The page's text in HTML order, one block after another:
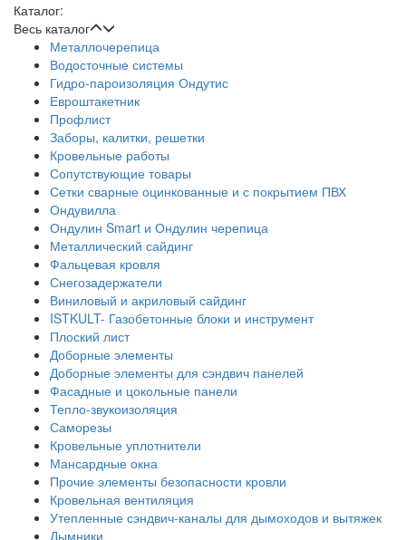
Каталог:
Весь каталог
Металлочерепица
Водосточные системы
Гидро-пароизоляция Ондутис
Евроштакетник
Профлист
Заборы, калитки, решетки
Кровельные работы
Сопутствующие товары
Сетки сварные оцинкованные и с покрытием ПВХ
Ондувилла
Ондулин Smart и Ондулин черепица
Металлический сайдинг
Фальцевая кровля
Снегозадержатели
Виниловый и акриловый сайдинг
ISTKULT- Газобетонные блоки и инструмент
Плоский лист
Доборные элементы
Доборные элементы для сэндвич панелей
Фасадные и цокольные панели
Тепло-звукоизоляция
Саморезы
Кровельные уплотнители
Мансардные окна
Прочие элементы безопасности кровли
Кровельная вентиляция
Утепленные сэндвич-каналы для дымоходов и вытяжек
Дымники